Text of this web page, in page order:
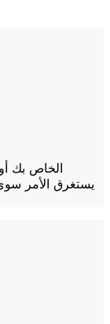
يستغرق الأمر